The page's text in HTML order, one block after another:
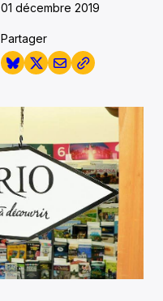
01 décembre 2019
Partager